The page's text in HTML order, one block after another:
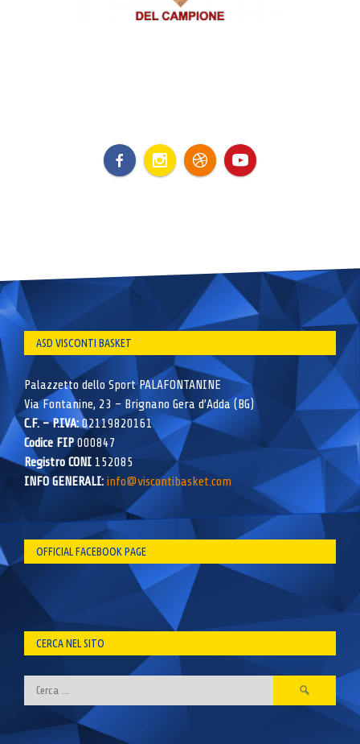
ASD VISCONTI BASKET
Palazzetto dello Sport PALAFONTANINE
Via Fontanine, 23 – Brignano Gera d’Adda (BG)
C.F. – P.IVA:02119820161
Codice FIP000847
Registro CONI 152085
INFO GENERALI: info@viscontibasket.com
OFFICIAL FACEBOOK PAGE
CERCA NEL SITO
Ricerca
per: